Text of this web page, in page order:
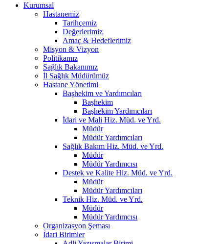
Kurumsal
Hastanemiz
Tarihçemiz
Değerlerimiz
Amaç & Hedeflerimiz
Misyon & Vizyon
Politikamız
Sağlık Bakanımız
İl Sağlık Müdürümüz
Hastane Yönetimi
Başhekim ve Yardımcıları
Başhekim
Başhekim Yardımcıları
İdari ve Mali Hiz. Müd. ve Yrd.
Müdür
Müdür Yardımcıları
Sağlık Bakım Hiz. Müd. ve Yrd.
Müdür
Müdür Yardımcısı
Destek ve Kalite Hiz. Müd. ve Yrd.
Müdür
Müdür Yardımcıları
Teknik Hiz. Müd. ve Yrd.
Müdür
Müdür Yardımcısı
Organizasyon Şeması
İdari Birimler